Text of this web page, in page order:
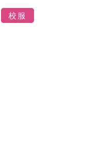
校服